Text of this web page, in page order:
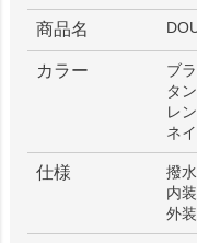
商品名
カラー
ブ
タ
レ
ネ
仕様
撥
内
外